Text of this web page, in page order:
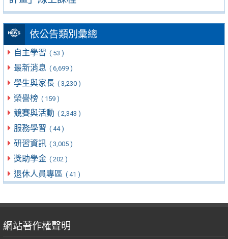
依公告類別彙總
自主學習 ( 53 )
最新消息 ( 6,699 )
學生與家長 ( 3,230 )
榮譽榜 ( 159 )
競賽與活動 ( 2,343 )
服務學習 ( 44 )
研習資訊 ( 3,005 )
獎助學金 ( 202 )
退休人員專區 ( 41 )
網站著作權聲明